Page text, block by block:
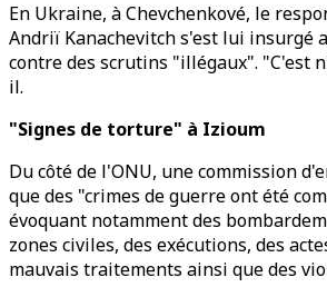
En Ukraine, à Chevchenkové, le
Andriï Kanachevitch s'est lui insurgé
contre des scrutins "illégaux". "C'est
il.
"Signes de torture" à Izioum
Du côté de l'ONU, une commission
que des "crimes de guerre ont été
évoquant notamment des
zones civiles, des exécutions, des
mauvais traitements ainsi que des